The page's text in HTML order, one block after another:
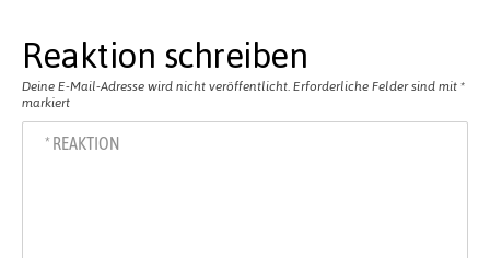
Reaktion schreiben
Deine E-Mail-Adresse wird nicht veröffentlicht. Erforderliche Felder sind mit *
markiert